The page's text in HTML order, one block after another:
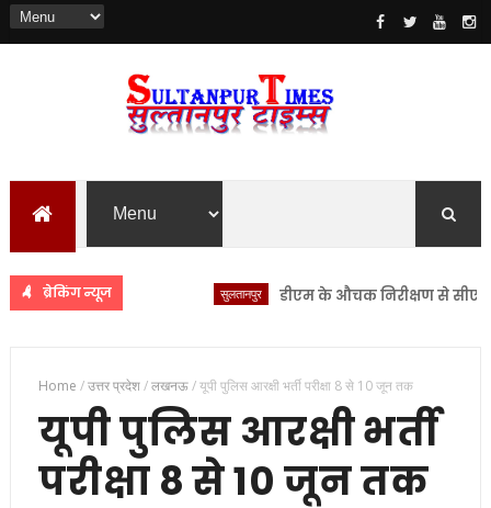
ब्रेकिंग न्यूज डीएम के औचक निरीक्षण से सीएचसी
Home /उत्तर प्रदेश/लखनऊ/यूपी पुलिस आरक्षी भर्ती परीक्षा 8 से 10 जून तक
यूपी पुलिस आरक्षी भर्ती
परीक्षा 8 से 10 जून तक